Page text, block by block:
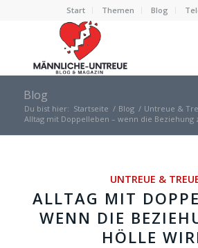
Start Themen Blog
Blog
Du bist hier: Startseite / Blog / Untreue &
Alltag mit Doppelleben – wenn die Beziehung
UNTREUE &
ALLTAG MIT
WENN DIE
HÖLLE